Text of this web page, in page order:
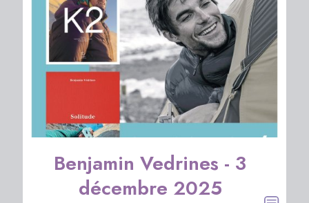
Benjamin Vedrines - 3
décembre 2025